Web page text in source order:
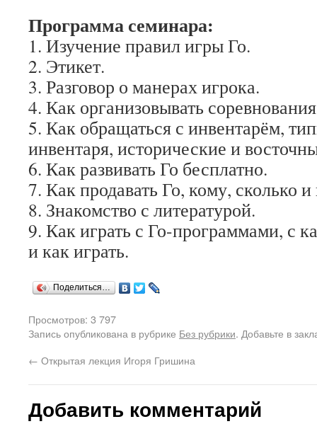
Программа семинара:
1. Изучение правил игры Го.
2. Этикет.
3. Разговор о манерах игрока.
4. Как организовывать
5. Как обращаться с инвентарём,
инвентаря, исторические и
6. Как развивать Го бесплатно.
7. Как продавать Го, кому, сколько
8. Знакомство с литературой.
9. Как играть с Го-программами, с
и как играть.
Поделиться…
Просмотров: 3 797
Запись опубликована в рубрике Без рубрики. Добавьте в
← Открытая лекция Игоря Гришина
Добавить комментарий